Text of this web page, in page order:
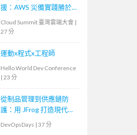
援：AWS 災備實踐勝於空
Cloud Summit 臺灣雲端大會 |
27 分
運動x程式x工程師
Hello World Dev Conference
| 23 分
從制品管理到供應鏈防
護：用 JFrog 打造現代
DevSecOps 流程
DevOpsDays | 37 分